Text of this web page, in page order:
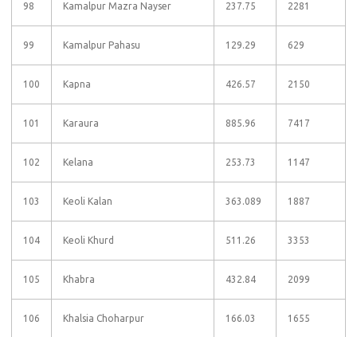
98 Kamalpur Mazra Nayser 237.75 2281
99 Kamalpur Pahasu 129.29 629
100 Kapna 426.57 2150
101 Karaura 885.96 7417
102 Kelana 253.73 1147
103 Keoli Kalan 363.089 1887
104 Keoli Khurd 511.26 3353
105 Khabra 432.84 2099
106 Khalsia Choharpur 166.03 1655